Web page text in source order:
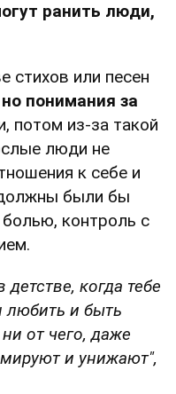
ранить люди,
стихов или песен
понимания за
потом из-за такой
люди не
к себе и
были бы
контроль с
когда тебе
любить и быть
от чего, даже
и унижают",